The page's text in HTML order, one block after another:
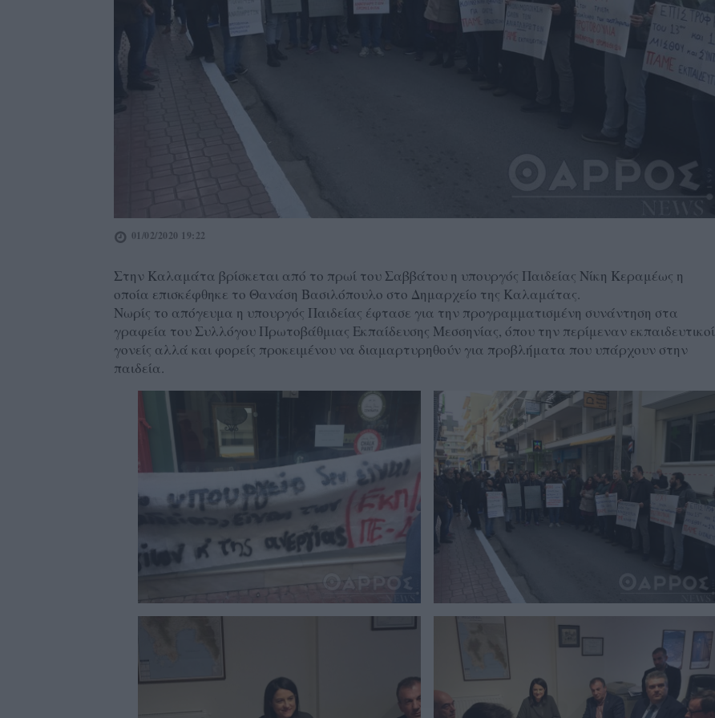
01/02/2020 19:22
Στην Καλαμάτα βρίσκεται από το πρωί του Σαββάτου η υπουργός Παιδείας Νίκη Κεραμέως η
oποία επισκέφθηκε το Θανάση Βασιλόπουλο στο Δημαρχείο της Καλαμάτας.
Νωρίς το απόγευμα η υπουργός Παιδείας έφτασε για την προγραμματισμένη συνάντηση στα
γραφεία του Συλλόγου Πρωτοβάθμιας Εκπαίδευσης Μεσσηνίας, όπου την περίμεναν εκπαιδευτικοί
γονείς αλλά και φορείς προκειμένου να διαμαρτυρηθούν για προβλήματα που υπάρχουν στην
παιδεία.